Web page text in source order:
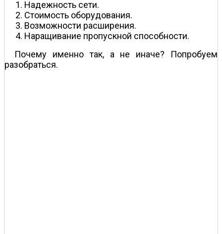
Надежность сети.
Стоимость оборудования.
Возможности расширения.
Наращивание пропускной способности.
Почему именно так, а не иначе? Попробуем
разобраться.